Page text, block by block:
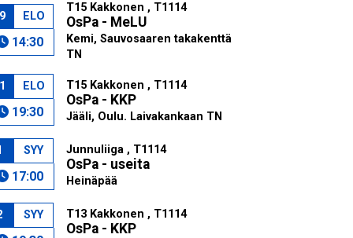
ELO
14:30
T15 Kakkonen , T1114
OsPa - MeLU
Kemi, Sauvosaaren takakenttä
TN
ELO
19:30
T15 Kakkonen , T1114
OsPa - KKP
Jääli, Oulu. Laivakankaan TN
SYY
17:00
Junnuliiga , T1114
OsPa - useita
Heinäpää
SYY T13 Kakkonen , T1114
OsPa - KKP